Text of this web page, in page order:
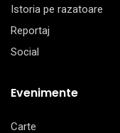
Istoria pe razatoare
Reportaj
Social
Evenimente
Carte